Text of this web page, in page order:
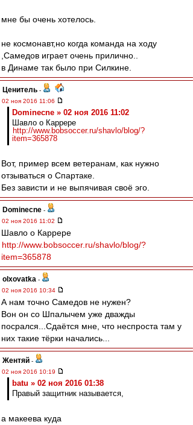
мне бы очень хотелось.
не космонавт,но когда команда на ходу
,Самедов играет очень прилично..
в Динаме так было при Силкине.
Ценитель -
02 ноя 2016 11:06
Dominecne » 02 ноя 2016 11:02
Шавло о Каррере
http://www.bobsoccer.ru/shavlo/blog/?
item=365878
Вот, пример всем ветеранам, как нужно
отзываться о Спартаке.
Без зависти и не выпячивая своё эго.
Dominecne -
02 ноя 2016 11:02
Шавло о Каррере
http://www.bobsoccer.ru/shavlo/blog/?
item=365878
olxovatka -
02 ноя 2016 10:34
А нам точно Самедов не нужен?
Вон он со Шпалычем уже дважды
посрался...Сдаётся мне, что неспроста там у
них такие тёрки начались...
Жентяй -
02 ноя 2016 10:19
batu » 02 ноя 2016 01:38
Правый защитник называется,
а макеева куда